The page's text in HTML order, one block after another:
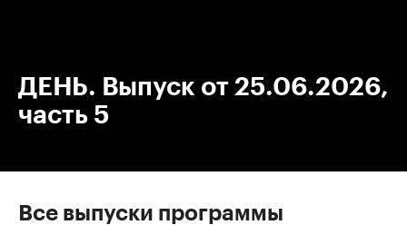
ДЕНЬ. Выпуск от 25.06.2026,
часть 5
Все выпуски программы